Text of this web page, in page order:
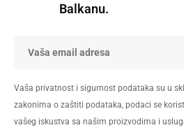
Balkanu.
Vaša privatnost i sigurnost podataka su u
zakonima o zaštiti podataka, podaci se
vašeg iskustva sa našim proizvodima i